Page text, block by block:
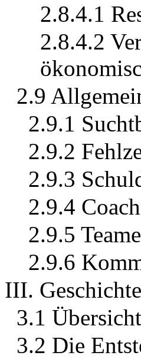
2.8.4.1
2.8.4.2
2.9
2.9.1
2.9.2
2.9.3
2.9.4
2.9.5
2.9.6
III.
3.1 Übersicht
3.2 Die